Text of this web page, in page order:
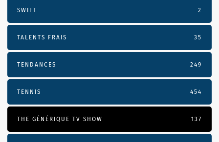
SWIFT 2
TALENTS FRAIS 35
TENDANCES 249
TENNIS 454
THE GÉNÉRIQUE TV SHOW 137